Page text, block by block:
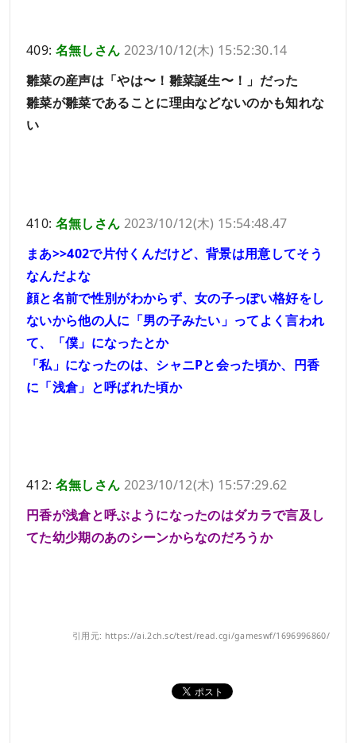
409: 名無しさん 2023/10/12(木) 15:52:30.14
雛菜の産声は「やは〜！雛菜誕生〜！」だった
雛菜が雛菜であることに理由などないのかも知れな
い
410: 名無しさん 2023/10/12(木) 15:54:48.47
まあ>>402で片付くんだけど、背景は用意してそう
なんだよな
顔と名前で性別がわからず、女の子っぽい格好をし
ないから他の人に「男の子みたい」ってよく言われ
て、「僕」になったとか
「私」になったのは、シャニPと会った頃か、円香
に「浅倉」と呼ばれた頃か
412: 名無しさん 2023/10/12(木) 15:57:29.62
円香が浅倉と呼ぶようになったのはダカラで言及し
てた幼少期のあのシーンからなのだろうか
引用元: https://ai.2ch.sc/test/read.cgi/gameswf/1696996860/